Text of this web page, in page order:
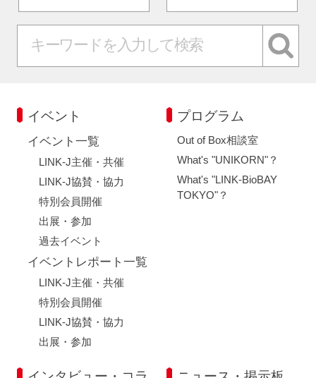
イベント
イベント一覧
LINK-J主催・共催
LINK-J協賛・協力
特別会員開催
出展・参加
過去イベント
イベントレポート一覧
LINK-J主催・共催
特別会員開催
LINK-J協賛・協力
出展・参加
プログラム
Out of Box相談室
What's "UNIKORN"？
What's "LINK-BioBAY
TOKYO"？